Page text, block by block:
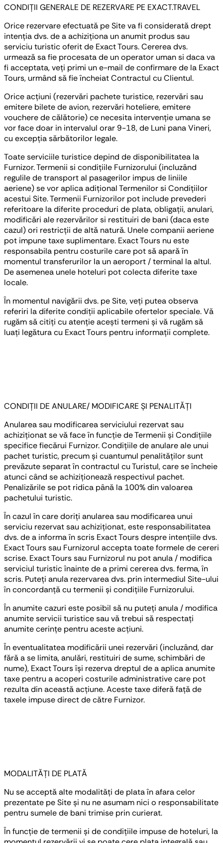
CONDIȚII GENERALE DE REZERVARE PE EXACT.TRAVEL
Orice rezervare efectuată pe Site va fi considerată drept
intenția dvs. de a achiziționa un anumit produs sau
serviciu turistic oferit de Exact Tours. Cererea dvs.
urmează sa fie procesata de un operator uman si daca va
fi acceptata, veți primi un e-mail de confirmare de la Exact
Tours, urmând să fie încheiat Contractul cu Clientul.
Orice acțiuni (rezervări pachete turistice, rezervări sau
emitere bilete de avion, rezervări hoteliere, emitere
vouchere de călătorie) ce necesita intervenție umana se
vor face doar in intervalul orar 9-18, de Luni pana Vineri,
cu excepția sărbătorilor legale.
Toate serviciile turistice depind de disponibilitatea la
Furnizor. Termenii si condițiile Furnizorului (incluzând
regulile de transport al pasagerilor impus de liniile
aeriene) se vor aplica adițional Termenilor si Condițiilor
acestui Site. Termenii Furnizorilor pot include prevederi
referitoare la diferite proceduri de plata, obligații, anulari,
modificări ale rezervărilor si restituiri de bani (daca este
cazul) ori restricții de altă natură. Unele companii aeriene
pot impune taxe suplimentare. Exact Tours nu este
responsabila pentru costurile care pot să apară în
momentul transferurilor la un aeroport / terminal la altul.
De asemenea unele hoteluri pot colecta diferite taxe
locale.
În momentul navigării dvs. pe Site, veți putea observa
referiri la diferite condiții aplicabile ofertelor speciale. Vă
rugăm să citiți cu atenție acești termeni și vă rugăm să
luați legătura cu Exact Tours pentru informații complete.
CONDIȚII DE ANULARE/ MODIFICARE ȘI PENALITĂȚI
Anularea sau modificarea serviciului rezervat sau
achiziționat se vă face în funcție de Termenii și Condițiile
specifice fiecărui Furnizor. Condițiile de anulare ale unui
pachet turistic, precum și cuantumul penalităților sunt
prevăzute separat în contractul cu Turistul, care se încheie
atunci când se achiziționează respectivul pachet.
Penalizările se pot ridica până la 100% din valoarea
pachetului turistic.
În cazul în care doriți anularea sau modificarea unui
serviciu rezervat sau achiziționat, este responsabilitatea
dvs. de a informa în scris Exact Tours despre intențiile dvs.
Exact Tours sau Furnizorul accepta toate formele de cereri
scrise. Exact Tours sau Furnizorul nu pot anula / modifica
serviciul turistic înainte de a primi cererea dvs. ferma, în
scris. Puteți anula rezervarea dvs. prin intermediul Site-ului
în concordanță cu termenii și condițiile Furnizorului.
În anumite cazuri este posibil să nu puteți anula / modifica
anumite servicii turistice sau vă trebui să respectați
anumite cerințe pentru aceste acțiuni.
În eventualitatea modificării unei rezervări (incluzând, dar
fără a se limita, anulări, restituiri de sume, schimbări de
nume), Exact Tours își rezerva dreptul de a aplica anumite
taxe pentru a acoperi costurile administrative care pot
rezulta din această acțiune. Aceste taxe diferă față de
taxele impuse direct de către Furnizor.
MODALITĂȚI DE PLATĂ
Nu se acceptă alte modalități de plata în afara celor
prezentate pe Site și nu ne asumam nici o responsabilitate
pentru sumele de bani trimise prin curierat.
În funcție de termenii și de condițiile impuse de hoteluri, la